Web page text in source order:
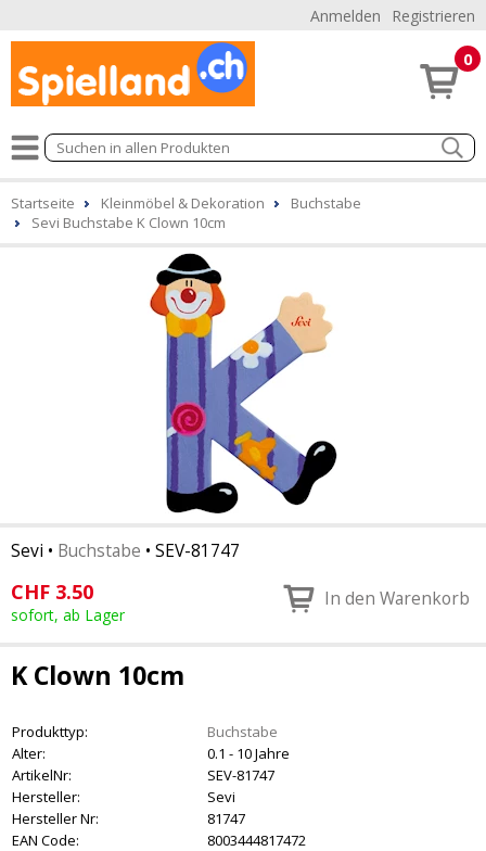
Anmelden Registrieren
0
Startseite Kleinmöbel & Dekoration
Buchstabe
Sevi Buchstabe K Clown 10cm
Sevi • Buchstabe • SEV-81747
CHF 3.50
sofort, ab Lager
In den Warenkorb
K Clown 10cm
Produkttyp:
Buchstabe
Alter:
0.1 - 10 Jahre
ArtikelNr:
SEV-81747
Hersteller:
Sevi
Hersteller Nr:
81747
EAN Code:
8003444817472